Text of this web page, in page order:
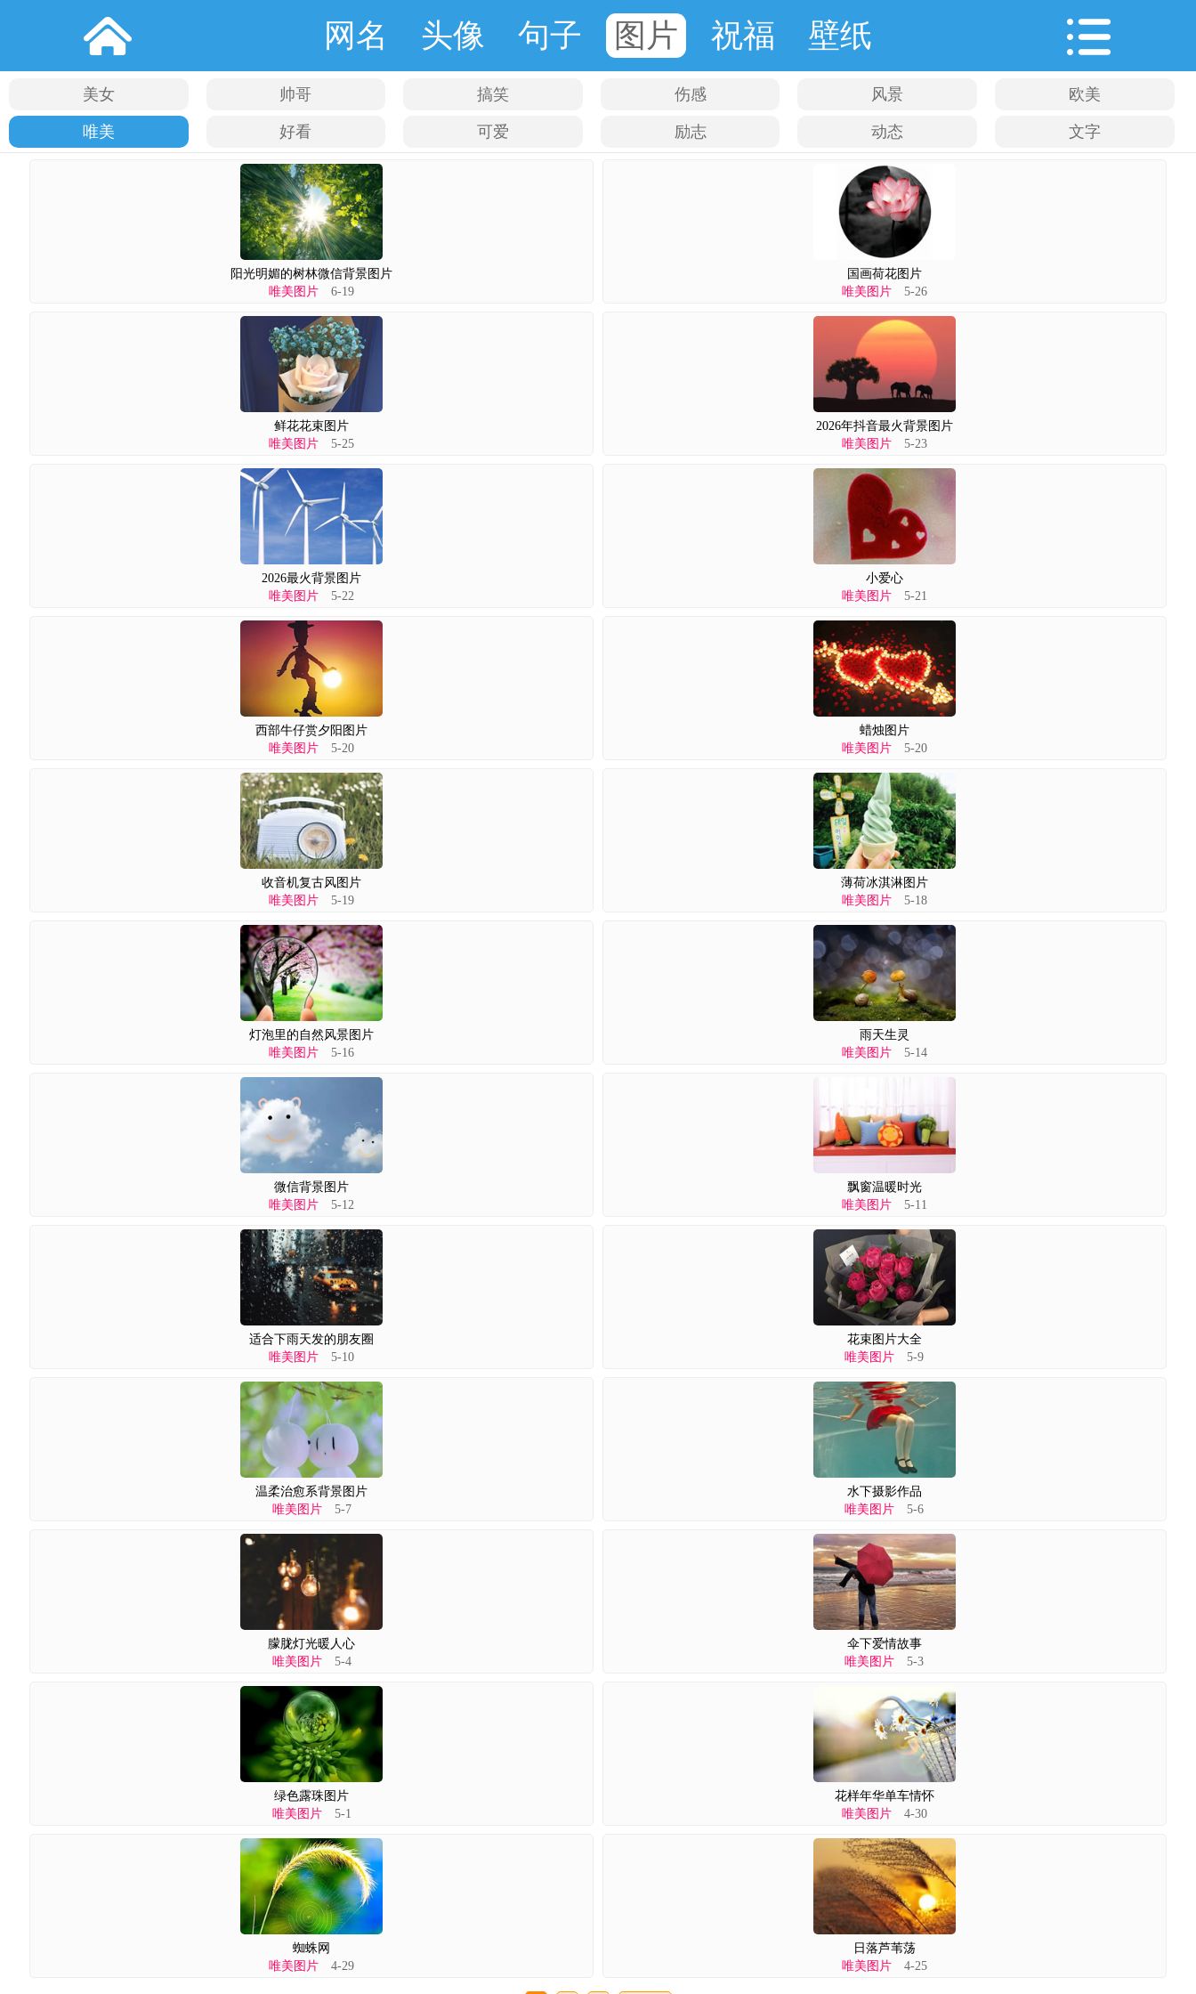
网名 头像 句子 图片 祝福 壁纸
美女 帅哥 搞笑 伤感 风景 欧美
唯美 好看 可爱 励志 动态 文字
阳光明媚的树林微信背景图片
唯美图片 6-19
国画荷花图片
唯美图片5-26
鲜花花束图片
唯美图片 5-25
2026年抖音最火背景图片
唯美图片5-23
2026最火背景图片
唯美图片 5-22
小爱心
唯美图片5-21
西部牛仔赏夕阳图片
唯美图片 5-20
蜡烛图片
唯美图片5-20
收音机复古风图片
唯美图片 5-19
薄荷冰淇淋图片
唯美图片5-18
灯泡里的自然风景图片
唯美图片 5-16
雨天生灵
唯美图片5-14
微信背景图片
唯美图片 5-12
飘窗温暖时光
唯美图片5-11
适合下雨天发的朋友圈
唯美图片 5-10
花束图片大全
唯美图片 5-9
温柔治愈系背景图片
唯美图片5-7
水下摄影作品
唯美图片 5-6
朦胧灯光暖人心
唯美图片5-4
伞下爱情故事
唯美图片 5-3
绿色露珠图片
唯美图片5-1
花样年华单车情怀
唯美图片4-30
蜘蛛网
唯美图片 4-29
日落芦苇荡
唯美图片4-25